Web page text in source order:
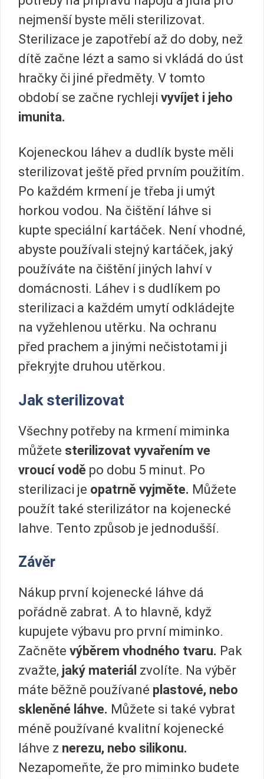
nejmenší byste měli sterilizovat.
Sterilizace je zapotřebí až do doby, než
dítě začne lézt a samo si vkládá do úst
hračky či jiné předměty. V tomto
období se začne rychleji vyvíjet i jeho
imunita.
Kojeneckou láhev a dudlík byste měli
sterilizovat ještě před prvním použitím.
Po každém krmení je třeba ji umýt
horkou vodou. Na čištění láhve si
kupte speciální kartáček. Není vhodné,
abyste používali stejný kartáček, jaký
používáte na čištění jiných lahví v
domácnosti. Láhev i s dudlíkem po
sterilizaci a každém umytí odkládejte
na vyžehlenou utěrku. Na ochranu
před prachem a jinými nečistotami ji
překryjte druhou utěrkou.
Jak sterilizovat
Všechny potřeby na krmení miminka
můžete sterilizovat vyvařením ve
vroucí vodě po dobu 5 minut. Po
sterilizaci je opatrně vyjměte. Můžete
použít také sterilizátor na kojenecké
lahve. Tento způsob je jednodušší.
Závěr
Nákup první kojenecké láhve dá
pořádně zabrat. A to hlavně, když
kupujete výbavu pro první miminko.
Začněte výběrem vhodného tvaru. Pak
zvažte, jaký materiál zvolíte. Na výběr
máte běžně používané plastové, nebo
skleněné láhve. Můžete si také vybrat
méně používané kvalitní kojenecké
láhve z nerezu, nebo silikonu.
Nezapomeňte, že pro miminko budete